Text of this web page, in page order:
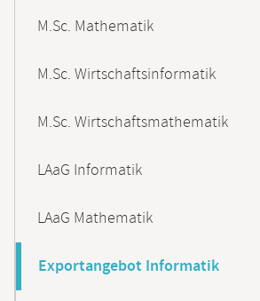
M.Sc. Mathematik
M.Sc. Wirtschaftsinformatik
M.Sc. Wirtschaftsmathematik
LAaG Informatik
LAaG Mathematik
Exportangebot Informatik